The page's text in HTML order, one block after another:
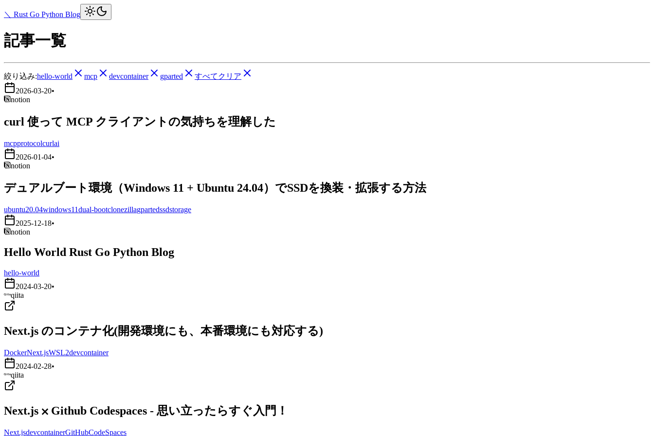
＼ Rust Go Python Blog
記事一覧
絞り込み:hello-world mcp devcontainer gparted
すべてクリア
2026-03-20•
notion
curl 使って MCP クライアントの気持ちを理解した
mcpprotocolcurlai
2026-01-04•
notion
デュアルブート環境（Windows 11 + Ubuntu 24.04）でSSDを換装・拡張する方法
ubuntu20.04windows11dual-bootclonezillagpartedssdstorage
2025-12-18•
notion
Hello World Rust Go Python Blog
hello-world
2024-03-20•
qiita
Next.js のコンテナ化(開発環境にも、本番環境にも対応する)
DockerNext.jsWSL2devcontainer
2024-02-28•
qiita
Next.js ⨉ Github Codespaces - 思い立ったらすぐ入門！
Next.jsdevcontainerGitHubCodeSpaces